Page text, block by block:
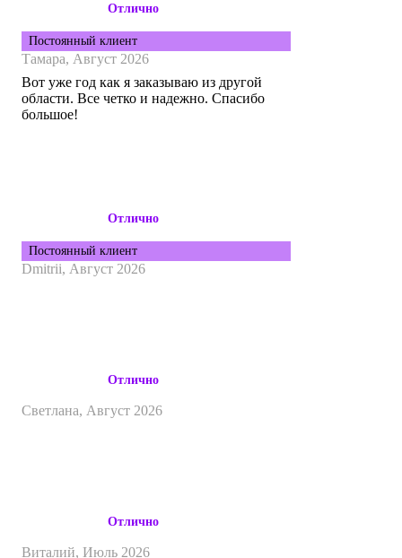
Отлично
Постоянный клиент
Тамара, Август 2026
Вот уже год как я заказываю из другой
области. Все четко и надежно. Спасибо
большое!
Отлично
Постоянный клиент
Dmitrii, Август 2026
Отлично
Светлана, Август 2026
Отлично
Виталий, Июль 2026